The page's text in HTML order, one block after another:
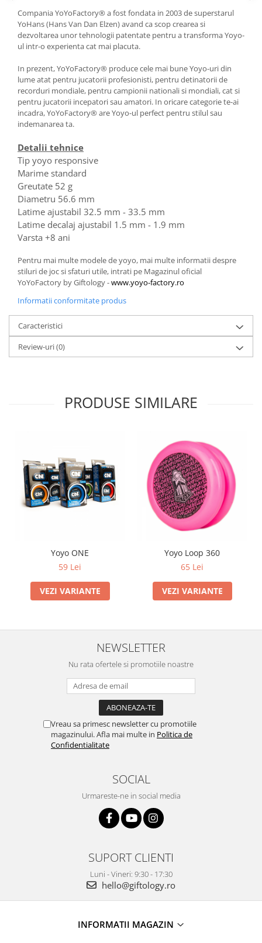
Compania YoYoFactory® a fost fondata in 2003 de superstarul
YoHans (Hans Van Dan Elzen) avand ca scop crearea si
dezvoltarea unor tehnologii patentate pentru a transforma Yoyo-
ul intr-o experienta cat mai placuta.
In prezent, YoYoFactory® produce cele mai bune Yoyo-uri din
lume atat pentru jucatorii profesionisti, pentru detinatorii de
recorduri mondiale, pentru campionii nationali si mondiali, cat si
pentru jucatorii incepatori sau amatori. In oricare categorie te-ai
incadra, YoYoFactory® are Yoyo-ul perfect pentru stilul sau
indemanarea ta.
Detalii tehnice
Tip yoyo responsive
Marime standard
Greutate 52 g
Diametru 56.6 mm
Latime ajustabil 32.5 mm - 33.5 mm
Latime decalaj ajustabil 1.5 mm - 1.9 mm
Varsta +8 ani
Pentru mai multe modele de yoyo, mai multe informatii despre
stiluri de joc si sfaturi utile, intrati pe Magazinul oficial
YoYoFactory by Giftology -www.yoyo-factory.ro
Informatii conformitate produs
Caracteristici
Review-uri(0)
PRODUSE SIMILARE
Yoyo ONE
59 Lei
VEZI VARIANTE
Yoyo Loop 360
65 Lei
VEZI VARIANTE
NEWSLETTER
Nu rata ofertele si promotiile noastre
Vreau sa primesc newsletter cu promotiile
magazinului. Afla mai multe in Politica de
Confidentialitate
SOCIAL
Urmareste-ne in social media
SUPORT CLIENTI
Luni - Vineri: 9:30 - 17:30
hello@giftology.ro
INFORMATII MAGAZIN